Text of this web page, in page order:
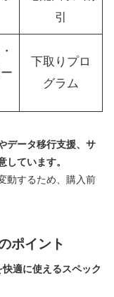
引
下取りプロ
グラム
データ移行支援、サ
ています。
動するため、購入前
ポイント
適に使えるスペック